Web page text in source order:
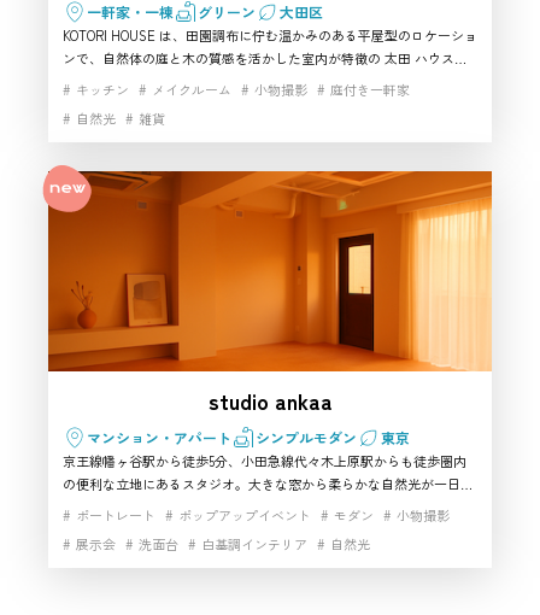
一軒家・一棟 グリーン 大田区
KOTORI HOUSE は、田園調布に佇む温かみのある平屋型のロケーショ
ンで、自然体の庭と木の質感を活かした室内が特徴の 太田 ハウスス
タジオ です。三角屋根の小屋やレンガ壁、タイル小道など絵になる背
景が多く、人物・商品問わず幅広い撮影に対応できます。天窓から差
し込む柔らかな自然光が空間を包み、ナチュラルな世界観の表現に最
適。庭・室内・玄関アプローチが短い導線でつながっているため、シ
ーンチェンジもスムーズです。落ち着きある空間で自然な生活感を描
きたい方に最適な 太田 撮影スタジオ として、特に おすすめ できる
一軒です。
キッチン メイクルーム 小物撮影
庭付き一軒家
自然光
雑貨
studio ankaa
マンション・アパート シンプルモダン 東京
京王線幡ヶ谷駅から徒歩5分、小田急線代々木上原駅からも徒歩圏内
の便利な立地にあるスタジオ。大きな窓から柔らかな自然光が一日中
差し込み、明るく心地よい撮影環境を実現します。 モルタル床とシン
プルで都会的な内装が特徴で、空間の一角には海外のホテルのような
おしゃれな洗面台とミラーを設置。ビューティー系の撮影にも最適で
す。白壁はポートレートに、ベージュ調のモダンな壁面は小物や商品
ポートレート ポップアップイベント モダン
小物撮影
展示会
洗面台 白基調インテリア 自然光